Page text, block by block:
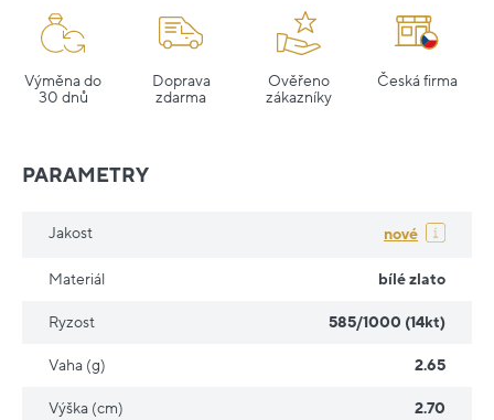
Výměna do
30 dnů
Doprava
zdarma
Ověřeno
zákazníky
Česká firma
PARAMETRY
Jakost nové
Materiál bílé zlato
Ryzost 585/1000 (14kt)
Vaha (g) 2.65
Výška (cm) 2.70